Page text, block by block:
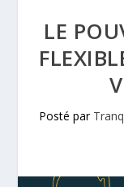
LE
Posté par